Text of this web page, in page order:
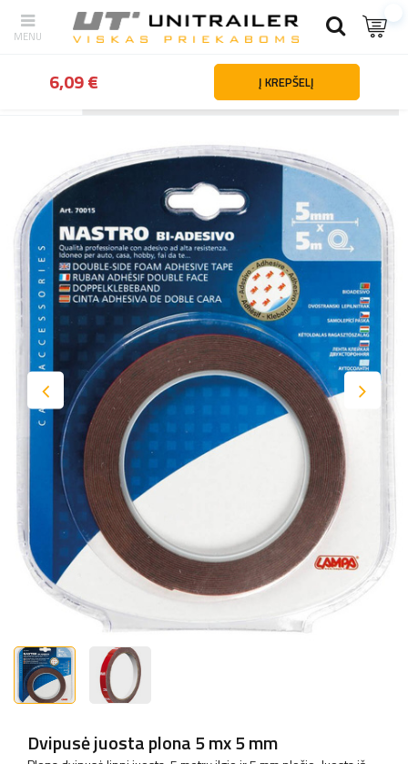
Automobilių dalys ir priedai Automobilių priedai
Dvipusė juosta plona 5 mx 5 mm
6,09 € Į KREPŠELĮ